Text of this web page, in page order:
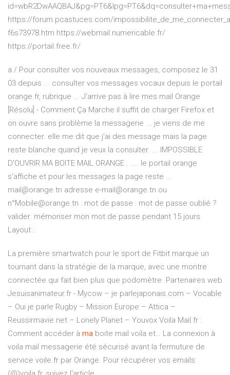
https://forum.pcastuces.com/
f6s73978.htm https://webmail.numericable.fr/
https://portail.free.fr/
a / Pour consulter vos nouveaux messages, composez le 31
03 depuis ... consulter vos messages vocaux depuis le portail
orange.fr, rubrique ... J'arrive pas à lire mes mail Orange
[Résolu] - Comment Ça Marche il suffit de charger Firefox et
on ouvre sans problème la messagerie ... je viens de me
connecter. elle me dit que j'ai des message mais la page
reste blanche quand je veux la consulter. ... IMPOSSIBLE
D'OUVRIR MA BOITE MAIL ORANGE . .... le portail orange
s'affiche et pour les messages la page reste ...
mail@orange.tn adresse e-mail@orange.tn ou
n°Mobile@orange.tn : mot de passe : mot de passe oublié ?
valider. mémoriser mon mot de passe pendant 15 jours.
Layout :.
La première smartwatch pour le sport de Fitbit marque un
tournant dans la stratégie de la marque, avec une montre
connectée qui fait bien plus que podomètre. Partenaires web
Jesuisanimateur.fr - Mycow – je parlejaponais.com – Vocable
– Oui je parle Rugby – Mission Europe – Attica –
Reussirmavie.net – Lonely Planet – Youvox Voila Mail.fr :
Comment accéder à ma boite mail voila et… La connexion à
voila mail messagerie été sécurisé avant la fermuture de
service voile.fr par Orange. Pour récupérer vos emails